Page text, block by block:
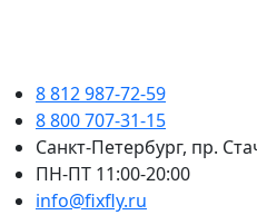
8 812 987-72-59
8 800 707-31-15
Санкт-Петербург, пр.
ПН-ПТ 11:00-20:00
info@fixfly.ru